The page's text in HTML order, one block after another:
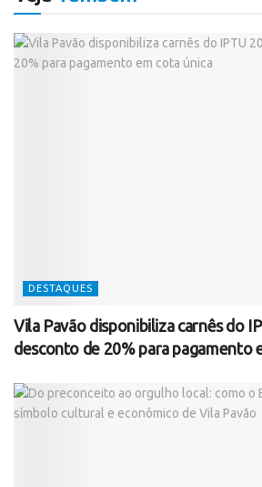
DESTAQUES
Vila Pavão disponibiliza carnês do
desconto de 20% para pagamento